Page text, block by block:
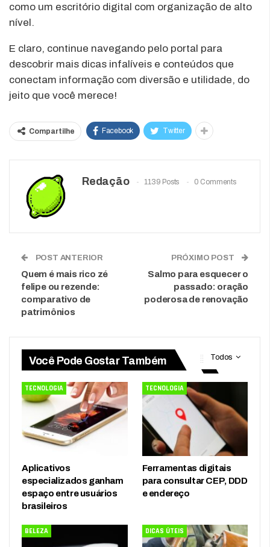
como um escritório digital com organização de alto
nível.
E claro, continue navegando pelo portal para
descobrir mais dicas infalíveis e conteúdos que
conectam informação com diversão e utilidade, do
jeito que você merece!
Compartilhe Facebook Twitter
Redação 1139 Posts 0 Comments
POST ANTERIOR
Quem é mais rico zé
felipe ou rezende:
comparativo de
patrimônios
PRÓXIMO POST
Salmo para esquecer o
passado: oração
poderosa de renovação
Todos
Você Pode Gostar Também
TECNOLOGIA
Aplicativos
especializados ganham
espaço entre usuários
brasileiros
TECNOLOGIA
Ferramentas digitais
para consultar CEP, DDD
e endereço
BELEZA DICAS ÚTEIS